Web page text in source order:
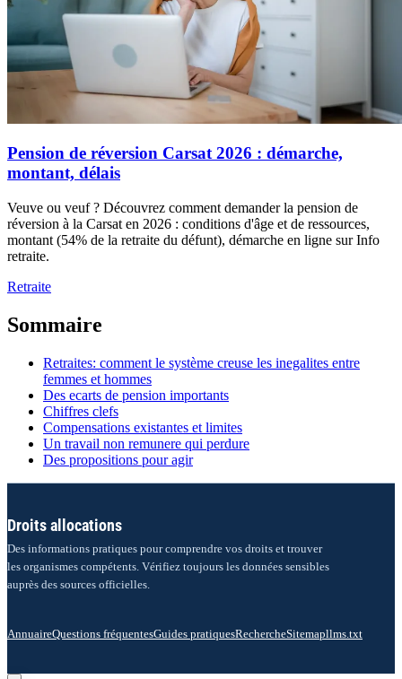
Pension de réversion Carsat 2026 : démarche,
montant, délais
Veuve ou veuf ? Découvrez comment demander la pension de
réversion à la Carsat en 2026 : conditions d'âge et de ressources,
montant (54% de la retraite du défunt), démarche en ligne sur Info
retraite.
Retraite
Sommaire
Retraites: comment le système creuse les inegalites entre
femmes et hommes
Des ecarts de pension importants
Chiffres clefs
Compensations existantes et limites
Un travail non remunere qui perdure
Des propositions pour agir
Droits allocations
Des informations pratiques pour comprendre vos droits et trouver
les organismes compétents. Vérifiez toujours les données sensibles
auprès des sources officielles.
AnnuaireQuestions fréquentesGuides pratiquesRechercheSitemapllms.txt